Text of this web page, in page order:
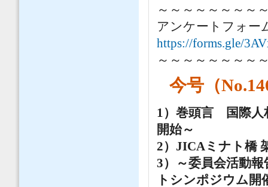
～～～～～～～～
アンケートフォ
https://forms.gle/
～～～～～～～～
今号（
1）巻頭言 国際人
開始～
2）JICAミナト橋
3）～委員会活動
トシンポジウム開